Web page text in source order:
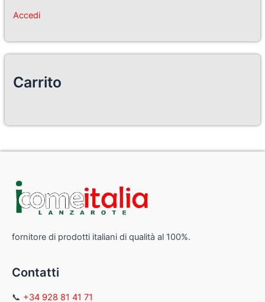
Accedi
Carrito
fornitore di prodotti italiani di qualità al 100%.
Contatti
📞 +34 928 81 41 71